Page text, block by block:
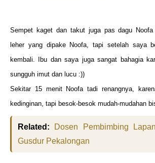
Sempet kaget dan takut juga pas dagu
leher yang dipake Noofa, tapi setelah saya
kembali. Ibu dan saya juga sangat bahagia
sungguh imut dan lucu :))
Sekitar 15 menit Noofa tadi renangnya,
kedinginan, tapi besok-besok mudah-mudahan
Related: Dosen Pembimbing
Gusdur Pekalongan